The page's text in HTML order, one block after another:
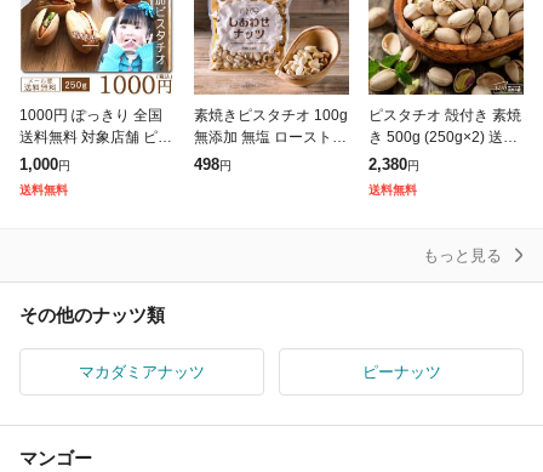
1000円 ぽっきり 全国
送料無料 対象店舗 ピス
タチオ250g 1kgではな
く250gです 無添加 大
粒 ぴすたちお 巌流庵
1,000円
送料無料
素焼きピスタチオ 100g
無添加 無塩 ロースト
殻つき 健康 手土産 贈
498円
ピスタチオ 殻付き 素焼
き 500g (250g×2) 送料
無料 無塩 無添加 ロー
スト ナッツ おつまみ
おやつ 非常食 保存
2,380円
送料無料
もっと見る
その他のナッツ類
マカダミアナッツ ピーナッツ
マンゴー